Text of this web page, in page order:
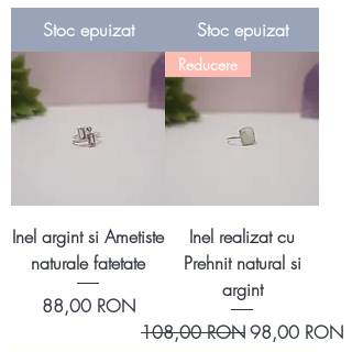
Stoc epuizat
Stoc epuizat
Inel argint si Ametiste
naturale fatetate
Preț
88,00 RON
Reducere
Inel realizat cu
Prehnit natural si
argint
Preț normal
108,00 RONPreț redus
98,00 RON